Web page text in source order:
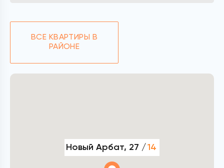
ВСЕ КВАРТИРЫ В
РАЙОНЕ
Новый Арбат, 27 / 14